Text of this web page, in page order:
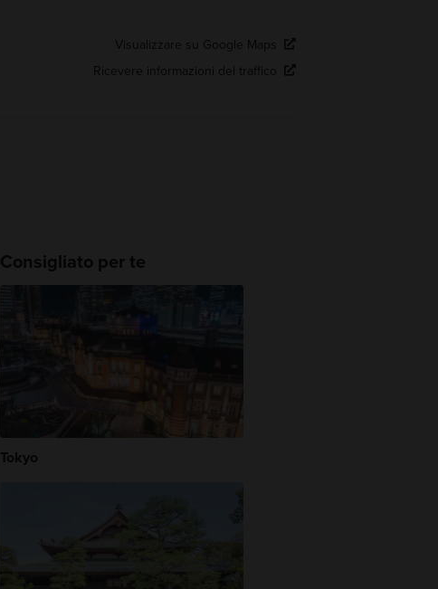
Visualizzare su Google Maps
Ricevere informazioni del traffico
Consigliato per te
Tokyo